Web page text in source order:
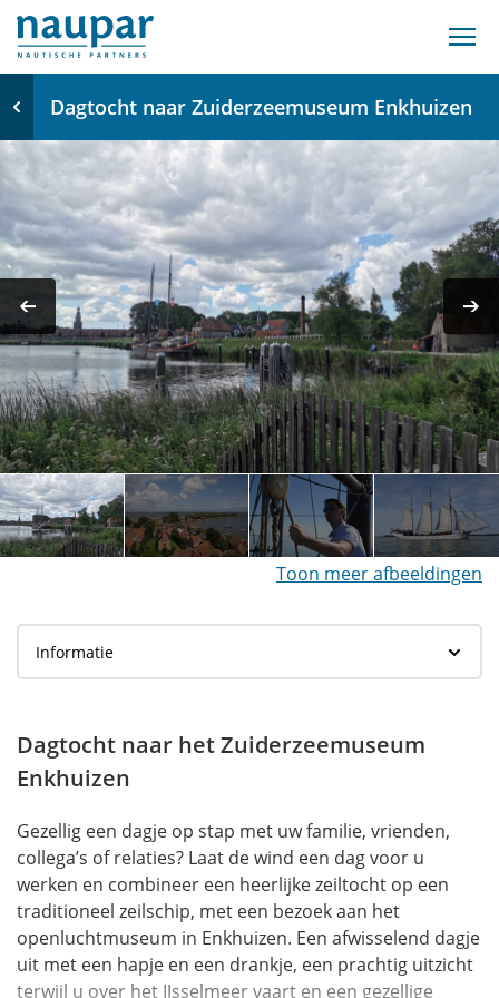
Dagtocht naar Zuiderzeemuseum Enkhuizen
Toon meer afbeeldingen
Dagtocht naar het Zuiderzeemuseum
Enkhuizen
Gezellig een dagje op stap met uw familie, vrienden,
collega’s of relaties? Laat de wind een dag voor u
werken en combineer een heerlijke zeiltocht op een
traditioneel zeilschip, met een bezoek aan het
openluchtmuseum in Enkhuizen. Een afwisselend dagje
uit met een hapje en een drankje, een prachtig uitzicht
terwijl u over het IJsselmeer vaart en een gezellige